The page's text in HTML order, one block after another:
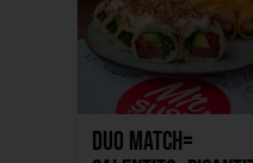
DUO MATCH=